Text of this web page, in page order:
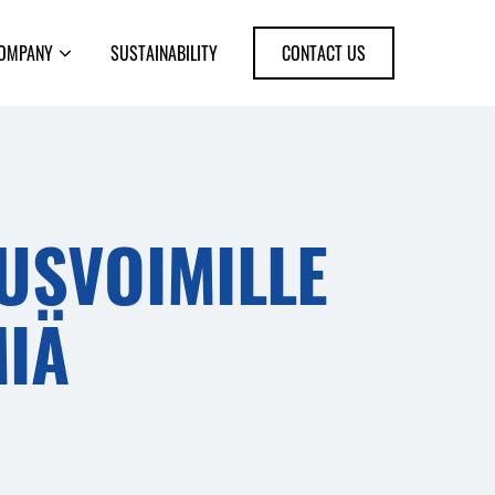
SUSTAINABILITY CONTACT US